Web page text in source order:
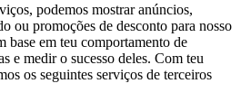
podemos mostrar anúncios,
ou promoções de desconto para nosso
base em teu comportamento de
e medir o sucesso deles. Com teu
os seguintes serviços de terceiros